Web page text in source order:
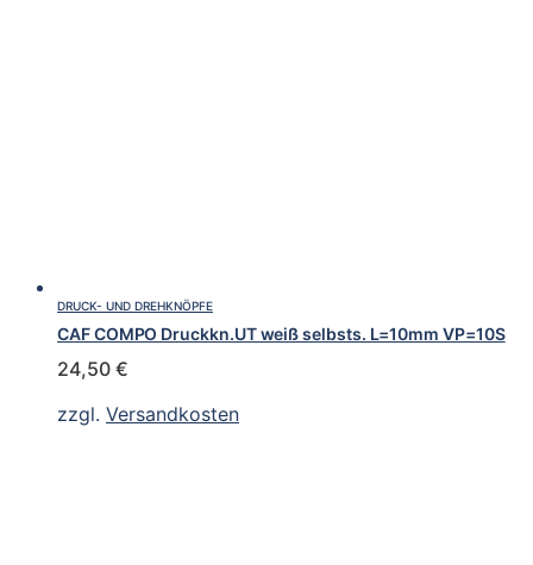
DRUCK- UND DREHKNÖPFE
CAF COMPO Druckkn.UT weiß selbsts. L=10mm VP=10S
24,50 €
zzgl. Versandkosten